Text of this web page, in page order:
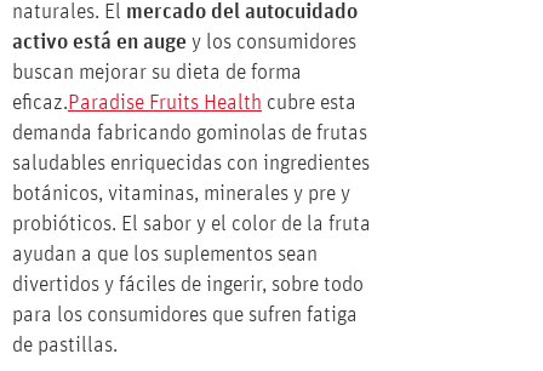
naturales. El mercado del autocuidado
activo está en auge y los consumidores
buscan mejorar su dieta de forma
eficaz.Paradise Fruits Health cubre esta
demanda fabricando gominolas de frutas
saludables enriquecidas con ingredientes
botánicos, vitaminas, minerales y pre y
probióticos. El sabor y el color de la fruta
ayudan a que los suplementos sean
divertidos y fáciles de ingerir, sobre todo
para los consumidores que sufren fatiga
de pastillas.